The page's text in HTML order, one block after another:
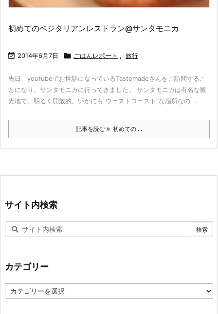
初めてのベジタリアンレストラン@サンタモニカ
 2014年6月7日  ごはんレポート , 旅行
先日、youtubeでお世話になっているTastemadeさんをご訪問するこ
とになり、サンタモニカに行ってきました。 サンタモニカは有名な観
光地で、明るく開放的。いかにも"ウェストコースト"な場所なの ...
記事を読む 初めての ...
サイト内検索
カテゴリー
テ